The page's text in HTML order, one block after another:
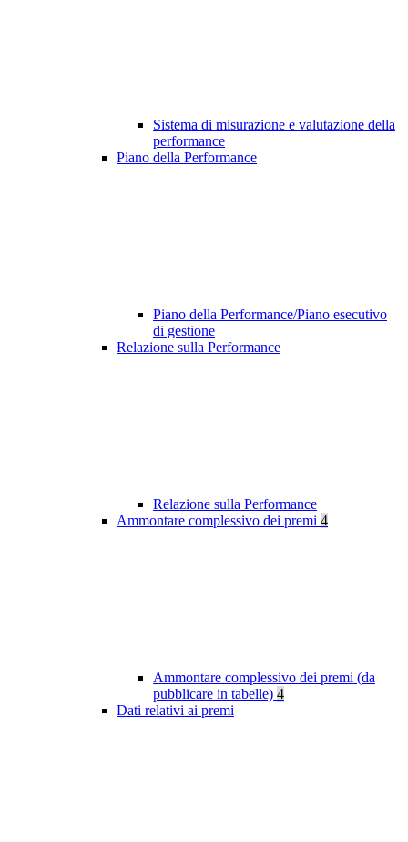
Sistema di misurazione e valutazione della
performance
Piano della Performance
Piano della Performance/Piano esecutivo
di gestione
Relazione sulla Performance
Relazione sulla Performance
Ammontare complessivo dei premi 4
Ammontare complessivo dei premi (da
pubblicare in tabelle) 4
Dati relativi ai premi